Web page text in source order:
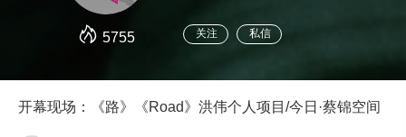
5755 关注 私信
开幕现场：《路》《Road》洪伟个人项目/今日·蔡锦空间